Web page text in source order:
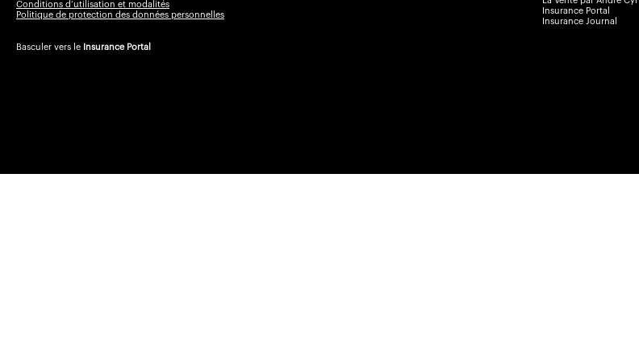
Conditions d’utilisation et modalités
Politique de protection des données personnelles
Basculer vers le Insurance Portal
Insurance Portal
Insurance Journal